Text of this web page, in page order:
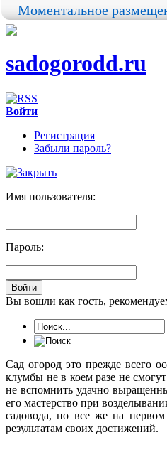
Моментальное
sadogorodd.ru
Войти
Регистрация
Забыли пароль?
Имя пользователя:
Пароль:
Вы вошли как гость,
Сад огород это прежде всего
клумбы не в коем разе не
не вспомнить удачно
его мастерство при
садовода, но все же на первом
результатам своих достижений.